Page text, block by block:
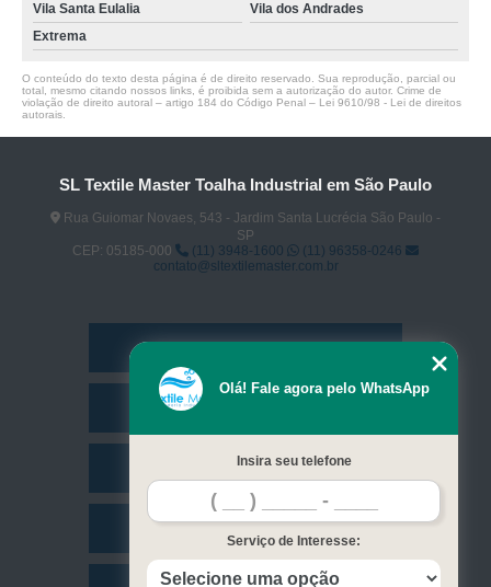
Vila Santa Eulalia
Vila dos Andrades
Extrema
O conteúdo do texto desta página é de direito reservado. Sua reprodução, parcial ou
total, mesmo citando nossos links, é proibida sem a autorização do autor. Crime de
violação de direito autoral – artigo 184 do Código Penal – Lei 9610/98 - Lei de direitos
autorais
SL Textile Master Toalha Industrial em São Paulo
Rua Guiomar Novaes, 543 - Jardim Santa Lucrécia São Paulo -
SP
CEP: 05185-000
(11) 3948-1600
(11) 96358-0246
contato@sltextilemaster.com.br
Missão
Olá! Fale agora pelo WhatsApp
Insira seu telefone
Serviço de Interesse: